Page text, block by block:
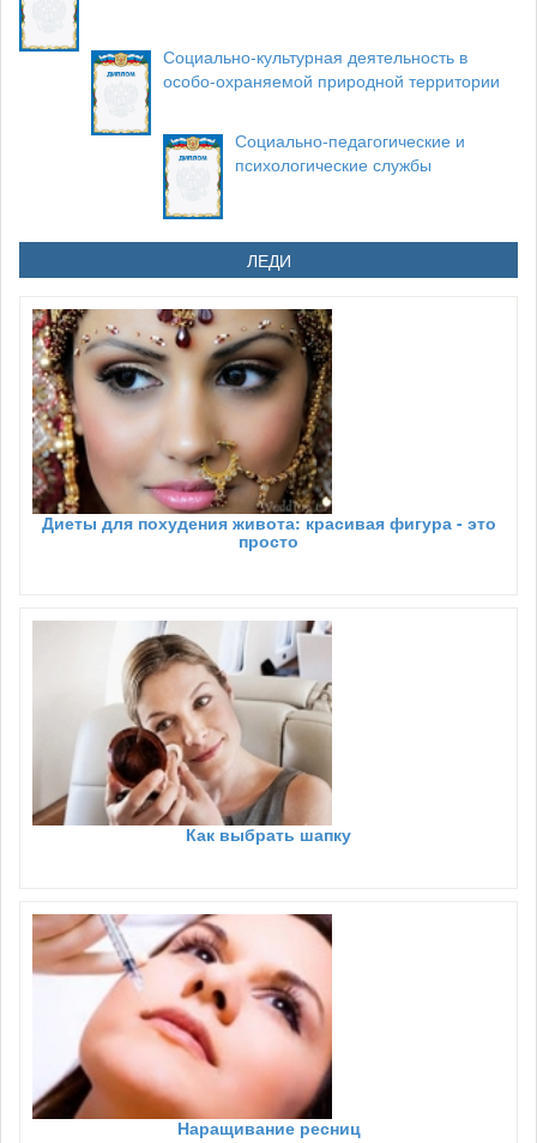
Социально-культурная деятельность в
особо-охраняемой природной территории
Социально-педагогические и
психологические службы
ЛЕДИ
Диеты для похудения живота: красивая фигура - это
просто
Как выбрать шапку
Наращивание ресниц